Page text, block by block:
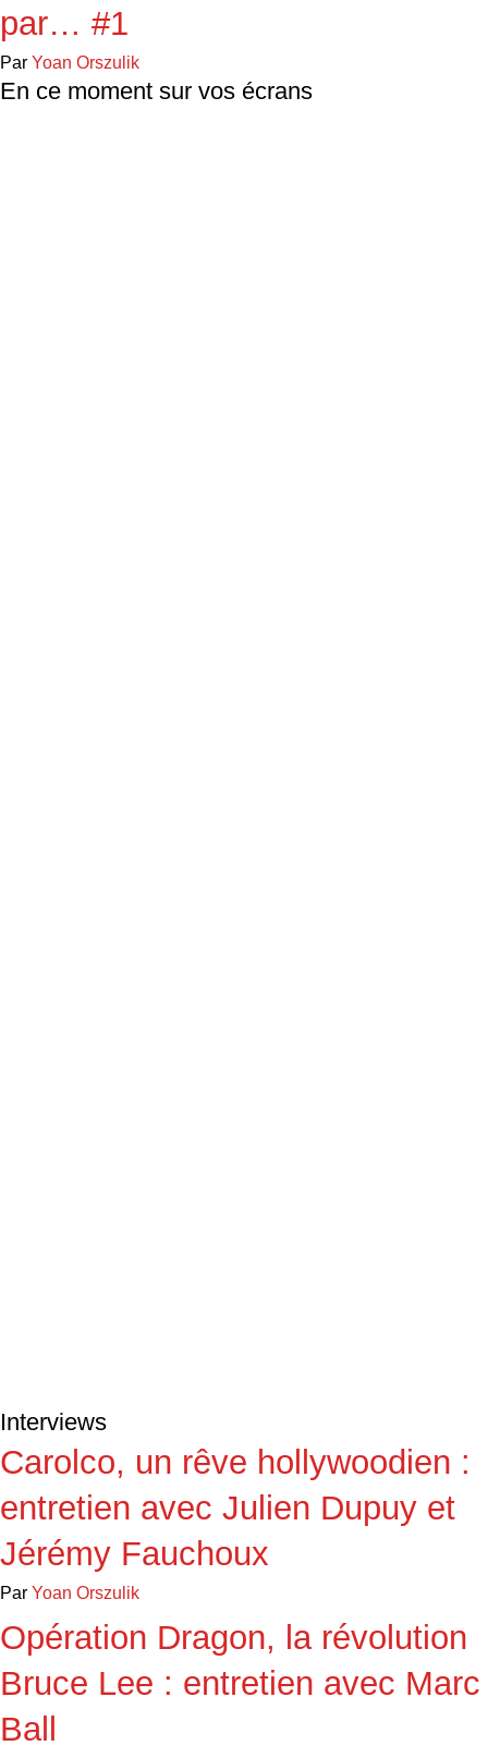
par… #1
Par Yoan Orszulik
En ce moment sur vos écrans
Interviews
Carolco, un rêve hollywoodien :
entretien avec Julien Dupuy et
Jérémy Fauchoux
Par Yoan Orszulik
Opération Dragon, la révolution
Bruce Lee : entretien avec Marc
Ball